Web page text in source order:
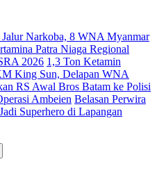
Narkoba, 8 WNA Myanmar
Patra Niaga Regional
2026 1,3 Ton Ketamin
King Sun, Delapan WNA
RS Awal Bros Batam ke Polisi
Ambeien Belasan Perwira
Superhero di Lapangan